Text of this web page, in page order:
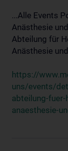
...Alle Events
Anästhesie
Abteilung für
Anästhesie
https://
uns/events/
abteilung-
anaesthesie-